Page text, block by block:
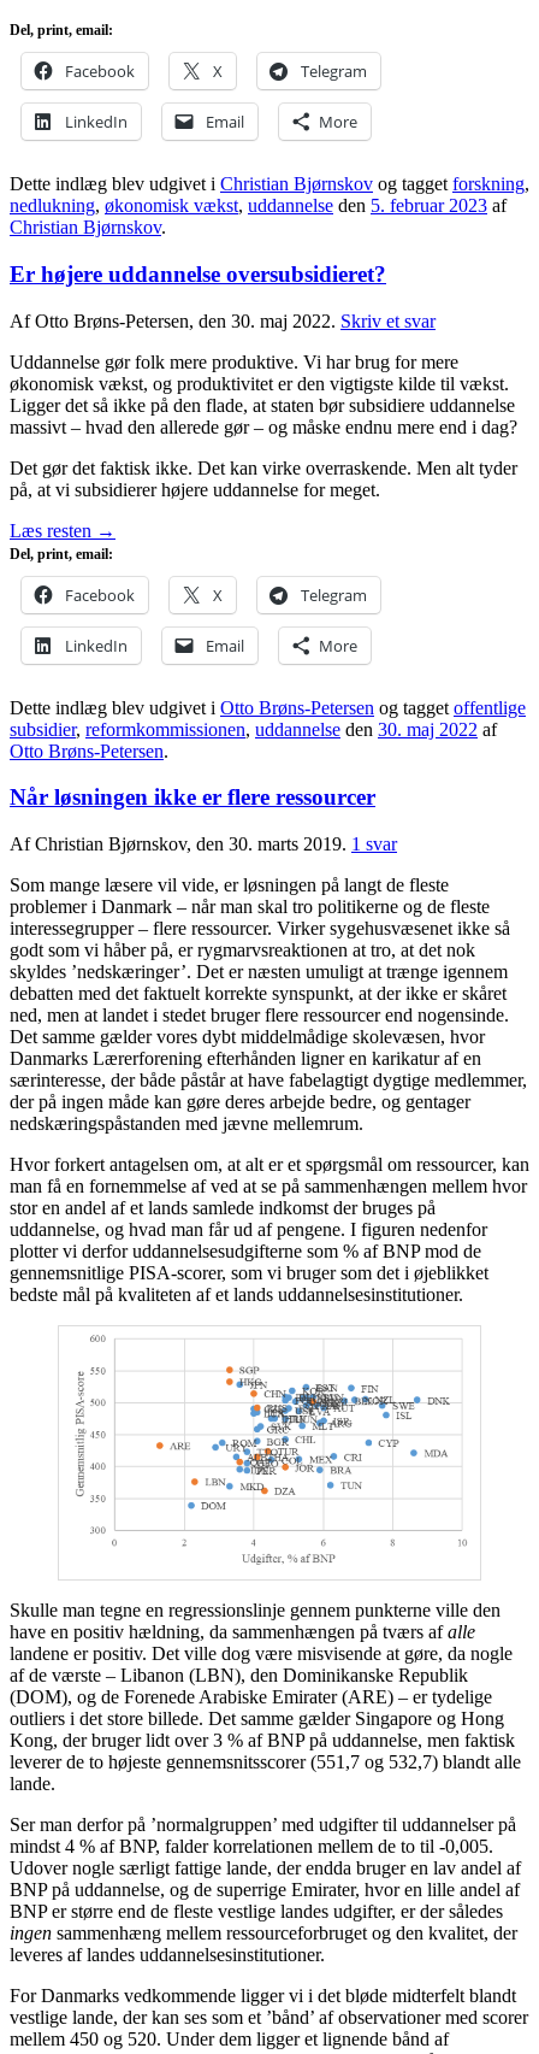
Del, print, email:
Facebook X Telegram
LinkedIn Email More
Dette indlæg blev udgivet i Christian Bjørnskov og tagget forskning,
nedlukning, økonomisk vækst, uddannelse den 5. februar 2023 af
Christian Bjørnskov.
Er højere uddannelse oversubsidieret?
Af Otto Brøns-Petersen, den 30. maj 2022. Skriv et svar
Uddannelse gør folk mere produktive. Vi har brug for mere
økonomisk vækst, og produktivitet er den vigtigste kilde til vækst.
Ligger det så ikke på den flade, at staten bør subsidiere uddannelse
massivt – hvad den allerede gør – og måske endnu mere end i dag?
Det gør det faktisk ikke. Det kan virke overraskende. Men alt tyder
på, at vi subsidierer højere uddannelse for meget.
Læs resten →
Del, print, email:
Facebook X Telegram
LinkedIn Email More
Dette indlæg blev udgivet i Otto Brøns-Petersen og tagget offentlige
subsidier, reformkommissionen, uddannelse den 30. maj 2022 af
Otto Brøns-Petersen.
Når løsningen ikke er flere ressourcer
Af Christian Bjørnskov, den 30. marts 2019. 1 svar
Som mange læsere vil vide, er løsningen på langt de fleste
problemer i Danmark – når man skal tro politikerne og de fleste
interessegrupper – flere ressourcer. Virker sygehusvæsenet ikke så
godt som vi håber på, er rygmarvsreaktionen at tro, at det nok
skyldes ’nedskæringer’. Det er næsten umuligt at trænge igennem
debatten med det faktuelt korrekte synspunkt, at der ikke er skåret
ned, men at landet i stedet bruger flere ressourcer end nogensinde.
Det samme gælder vores dybt middelmådige skolevæsen, hvor
Danmarks Lærerforening efterhånden ligner en karikatur af en
særinteresse, der både påstår at have fabelagtigt dygtige medlemmer,
der på ingen måde kan gøre deres arbejde bedre, og gentager
nedskæringspåstanden med jævne mellemrum.
Hvor forkert antagelsen om, at alt er et spørgsmål om ressourcer, kan
man få en fornemmelse af ved at se på sammenhængen mellem hvor
stor en andel af et lands samlede indkomst der bruges på
uddannelse, og hvad man får ud af pengene. I figuren nedenfor
plotter vi derfor uddannelsesudgifterne som % af BNP mod de
gennemsnitlige PISA-scorer, som vi bruger som det i øjeblikket
bedste mål på kvaliteten af et lands uddannelsesinstitutioner.
Skulle man tegne en regressionslinje gennem punkterne ville den
have en positiv hældning, da sammenhængen på tværs afalle
landene er positiv. Det ville dog være misvisende at gøre, da nogle
af de værste – Libanon (LBN), den Dominikanske Republik
(DOM), og de Forenede Arabiske Emirater (ARE) – er tydelige
outliers i det store billede. Det samme gælder Singapore og Hong
Kong, der bruger lidt over 3 % af BNP på uddannelse, men faktisk
leverer de to højeste gennemsnitsscorer (551,7 og 532,7) blandt alle
lande.
Ser man derfor på ’normalgruppen’ med udgifter til uddannelser på
mindst 4 % af BNP, falder korrelationen mellem de to til -0,005.
Udover nogle særligt fattige lande, der endda bruger en lav andel af
BNP på uddannelse, og de superrige Emirater, hvor en lille andel af
BNP er større end de fleste vestlige landes udgifter, er der således
ingen sammenhæng mellem ressourceforbruget og den kvalitet, der
leveres af landes uddannelsesinstitutioner.
For Danmarks vedkommende ligger vi i det bløde midterfelt blandt
vestlige lande, der kan ses som et ’bånd’ af observationer med scorer
mellem 450 og 520. Under dem ligger et lignende bånd af